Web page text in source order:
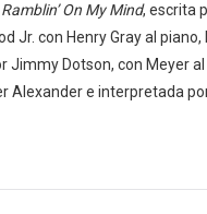
Ramblin’ On My Mind, escrita
Jr. con Henry Gray al
Jimmy Dotson, con Meyer
Alexander e interpretada